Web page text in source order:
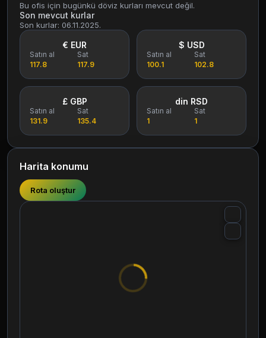
Bu ofis için bugünkü döviz kurları mevcut değil.
Son mevcut kurlar
Son kurlar: 06.11.2025.
€ EUR
Satın al
117.8
Sat
117.9
$ USD
Satın al
100.1
Sat
102.8
£ GBP
Satın al
131.9
Sat
135.4
din RSD
Satın al
1
Sat
1
Harita konumu
Rota oluştur